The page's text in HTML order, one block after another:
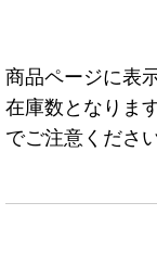
商品ページに表
在庫数となりま
でご注意ください